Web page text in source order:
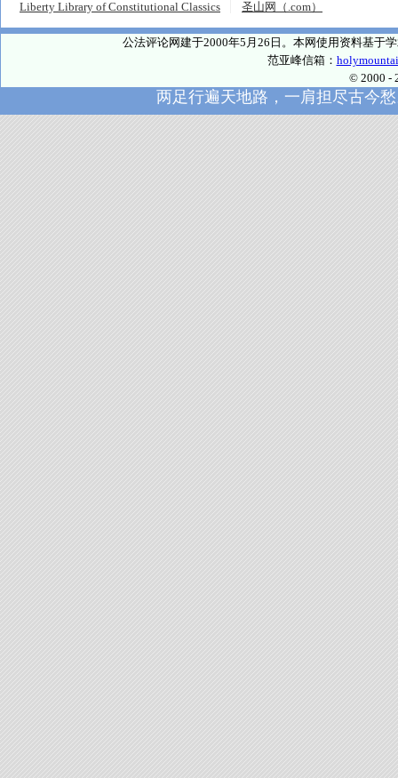
Liberty Library of Constitutional Classics
圣山网（.com）
公法评论网建于2000年5月26日。本网使用资料基于
范亚峰信箱：
© 2000 -
两足行遍天地路，一肩担尽古今